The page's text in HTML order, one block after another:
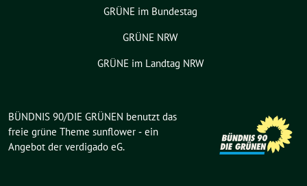
GRÜNE im Bundestag
GRÜNE NRW
GRÜNE im Landtag NRW
BÜNDNIS 90/DIE GRÜNEN benutzt das
freie grüne Theme sunflower ‐ ein
Angebot der verdigado eG.